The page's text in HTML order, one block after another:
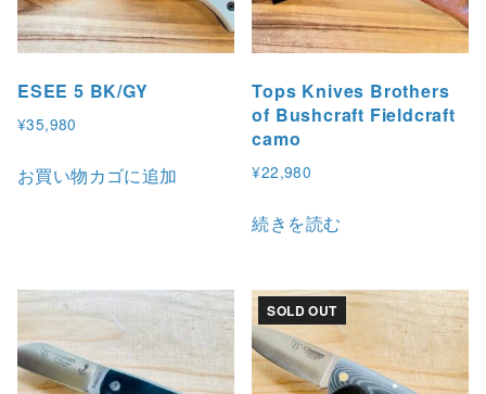
ESEE 5 BK/GY
¥35,980
お買い物カゴに追加
Tops Knives Brothers
of Bushcraft Fieldcraft
camo
¥22,980
続きを読む
SOLD OUT